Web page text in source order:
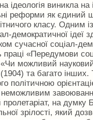
ідеологія виникла
реформи як єдиний
класу. Одним
демократичної ідеї
сучасної соціал-
«Передумови
«Чи можливий
та багато
політичною
неможливим
на думку
зрілості, який